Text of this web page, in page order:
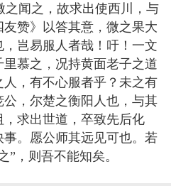
闻之，故求出使西川，与
赞》以答其意，微之果大
岂易服人者哉！吁！一文
慕之，况持黄面老子之道
，有不心服者乎？未之有
，尔楚之衡阳人也，与其
求出世道，卒致先后化
。愿公师其远见可也。若
”，则吾不能知矣。